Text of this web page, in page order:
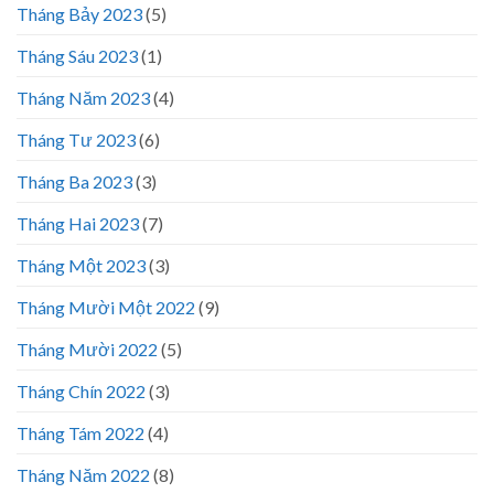
Tháng Bảy 2023(5)
Tháng Sáu 2023(1)
Tháng Năm 2023(4)
Tháng Tư 2023(6)
Tháng Ba 2023(3)
Tháng Hai 2023(7)
Tháng Một 2023(3)
Tháng Mười Một 2022 (9)
Tháng Mười 2022 (5)
Tháng Chín 2022 (3)
Tháng Tám 2022 (4)
Tháng Năm 2022 (8)